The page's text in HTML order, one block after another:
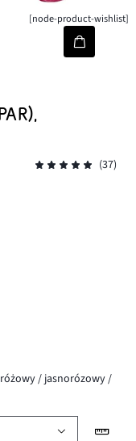
[node-product-wishlist]
(37)
/ jasnorózowy /